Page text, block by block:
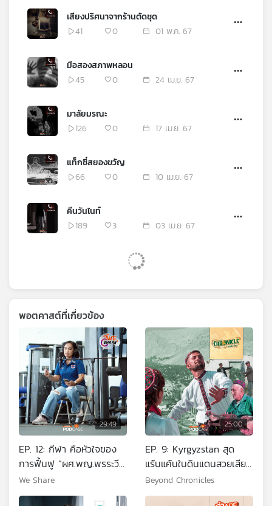
เสียงปริศนาจากร้านตัดชุด
41
0 01 พ.ค. 67
มือสองสภาพหลอน
45
0 24 เม.ย. 67
มาลัยมรณะ
126
0 17 เม.ย. 67
แท็กซี๋สยองขวัญ
66
0 10 เม.ย. 67
คืนวันไนท์
189
3 03 เม.ย. 67
พอตคาสต์ที่เกี่ยวข้อง
29:49
EP. 12: กีฬา คือหัวใจของ
การฟื้นฟู “ผศ.พญ.พรระวี
เพียรผดุงรัชต์”
We Share
25:00
EP. 9: Kyrgyzstan สุด
แร้นแค้นในดินแดนสวยเสียด
ฟ้าที่ปามีร์
Beyond Chronicles